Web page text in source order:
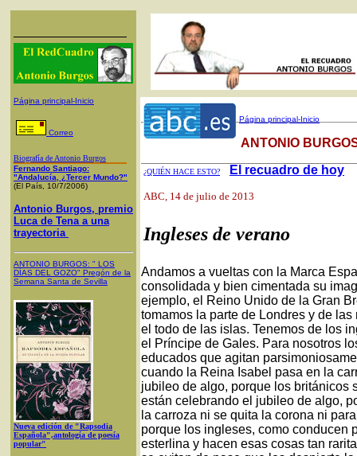
Página principal-Inicio
Correo
Biografía de Antonio Burgos
Fernando Santiago:
"Andalucía, ¿Tercer Mundo?"
(El País, 10/7/2006)
Antonio Burgos, premio
Luca de Tena a una
trayectoria
ANTONIO BURGOS: " LOS
DÍAS DEL GOZO" Pregón de la
Semana Santa de Sevilla
Nueva edición de "Rapsodia
Española",antología de poesía
popular"
Página principal-Inicio
¿QUIÉN HACE ESTO? El recuadro de hoy
ANTONIO
ABC, 14 de julio de 2013
Ingleses de verano
Andamos a vueltas con la Marca
consolidada y bien cimentada su
ejemplo, el Reino Unido de la Gran
tomamos la parte de Londres y de
el todo de las islas. Tenemos de los
el Príncipe de Gales. Para nosotros
educados que agitan
cuando la Reina Isabel pasa en la
jubileo de algo, porque los británicos
están celebrando el jubileo de algo,
la carroza ni se quita la corona ni
porque los ingleses, como conducen
esterlina y hacen esas cosas tan